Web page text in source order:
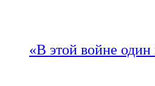
«В этой войне